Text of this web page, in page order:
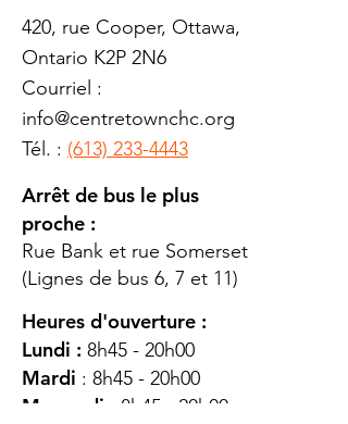
420, rue Cooper, Ottawa,
Ontario K2P 2N6
Courriel :
info@centretownchc.org
Tél. : (613) 233-4443
Arrêt de bus le plus
proche :
Rue Bank et rue Somerset
(Lignes de bus 6, 7 et 11)
Heures d'ouverture :
Lundi : 8h45 - 20h00
Mardi : 8h45 - 20h00
Mercredi : 8h45 - 20h00